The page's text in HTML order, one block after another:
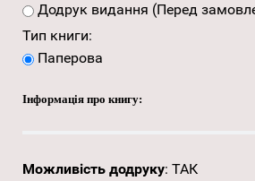
Додрук видання (Перед
Тип книги:
Паперова
Інформація про книгу:
Можливість додруку: ТАК